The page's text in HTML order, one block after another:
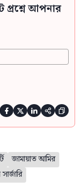
প্রশ্নে আপনার
    
জামায়াত আমির